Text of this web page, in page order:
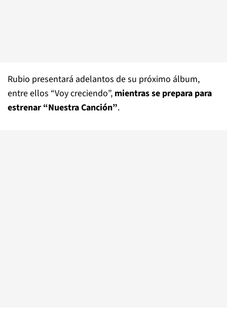
Rubio presentará adelantos de su próximo álbum,
entre ellos “Voy creciendo”, mientras se prepara para
estrenar “Nuestra Canción”.